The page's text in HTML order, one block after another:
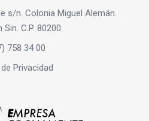
s/n. Colonia Miguel Alemán.
Sin. C.P. 80200
758 34 00
Privacidad